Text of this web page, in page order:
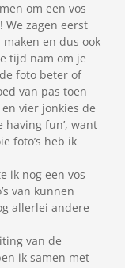
om een vos
We zagen eerst
maken en dus ook
tijd nam om je
foto beter of
van pas toen
vier jonkies de
having fun’, want
foto’s heb ik
ik nog een vos
van kunnen
allerlei andere
van de
ik samen met